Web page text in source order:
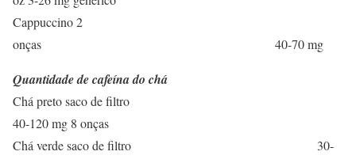
Cappuccino 2
onças 40-70 mg
Quantidade de cafeína do chá
Chá preto saco de filtro
40-120 mg 8 onças
Chá verde saco de filtro 30-